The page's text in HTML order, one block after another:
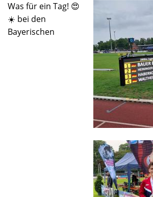
Was für ein Tag! 😍
☀️ bei den
Bayerischen